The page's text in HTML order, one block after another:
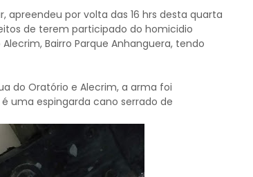
apreendeu por volta das 16 hrs desta quarta
de terem participado do homicidio
Bairro Parque Anhanguera, tendo
do Oratório e Alecrim, a arma foi
uma espingarda cano serrado de